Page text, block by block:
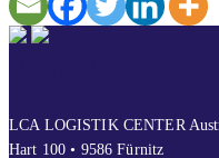
LCA LOGISTIK CENTER
Hart 100 • 9586 Fürnitz